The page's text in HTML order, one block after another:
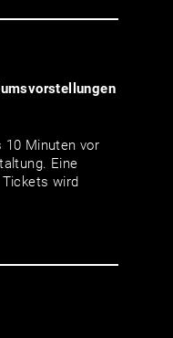
Minuten vor
Eine
wird